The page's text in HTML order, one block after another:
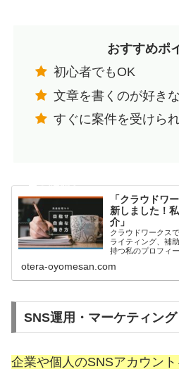
おすすめポ
初心者でもOK
文章を書くのが好き
すぐに案件を受けら
「クラウドワ
新しました！
介」
クラウドワークス
ライティング、補
持つ私のプロフィ
の柔軟な働き方な
otera-oyomesan.com
SNS運用・マーケティング
企業や個人のSNSアカウント